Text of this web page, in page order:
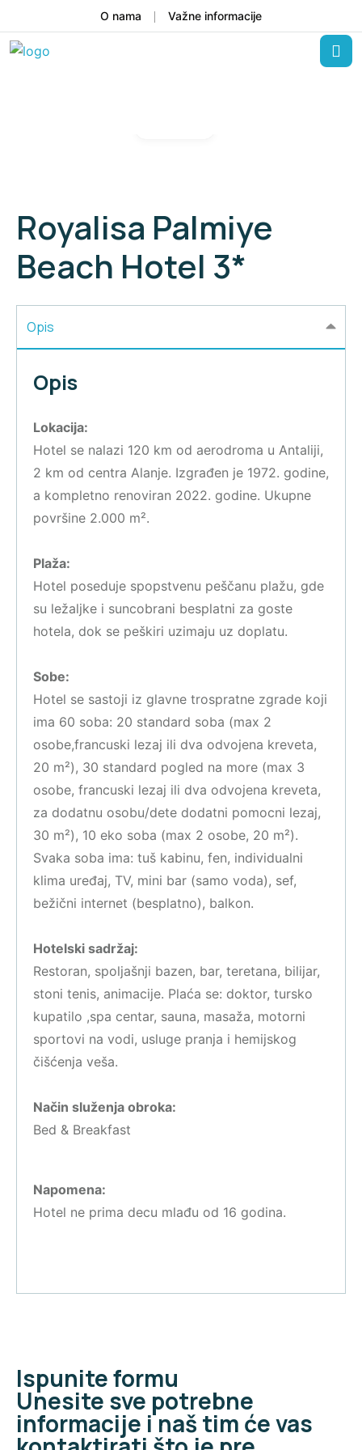
O nama Važne informacije
Royalisa Palmiye
Beach Hotel 3*
Opis
Opis
Lokacija:
Hotel se nalazi 120 km od aerodroma u Antaliji,
2 km od centra Alanje. Izgrađen je 1972. godine,
a kompletno renoviran 2022. godine. Ukupne
površine 2.000 m².
Plaža:
Hotel poseduje spopstvenu peščanu plažu, gde
su ležaljke i suncobrani besplatni za goste
hotela, dok se peškiri uzimaju uz doplatu.
Sobe:
Hotel se sastoji iz glavne trospratne zgrade koji
ima 60 soba: 20 standard soba (max 2
osobe,francuski lezaj ili dva odvojena kreveta,
20 m²), 30 standard pogled na more (max 3
osobe, francuski lezaj ili dva odvojena kreveta,
za dodatnu osobu/dete dodatni pomocni lezaj,
30 m²), 10 eko soba (max 2 osobe, 20 m²).
Svaka soba ima: tuš kabinu, fen, individualni
klima uređaj, TV, mini bar (samo voda), sef,
bežični internet (besplatno), balkon.
Hotelski sadržaj:
Restoran, spoljašnji bazen, bar, teretana, bilijar,
stoni tenis, animacije. Plaća se: doktor, tursko
kupatilo ,spa centar, sauna, masaža, motorni
sportovi na vodi, usluge pranja i hemijskog
čišćenja veša.
Način služenja obroka:
Bed & Breakfast
Napomena:
Hotel ne prima decu mlađu od 16 godina.
Ispunite formu
Unesite sve potrebne
informacije i naš tim će vas